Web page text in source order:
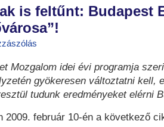
is feltűnt: Budapest
Mozgalom idei évi programja
gyökeresen változtatni kell,
tudunk eredményeket elérni
2009. február 10-én a következő